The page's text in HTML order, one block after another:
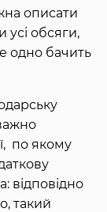
описати
усі обсяги,
одно бачить
по якому
відповідно
такий